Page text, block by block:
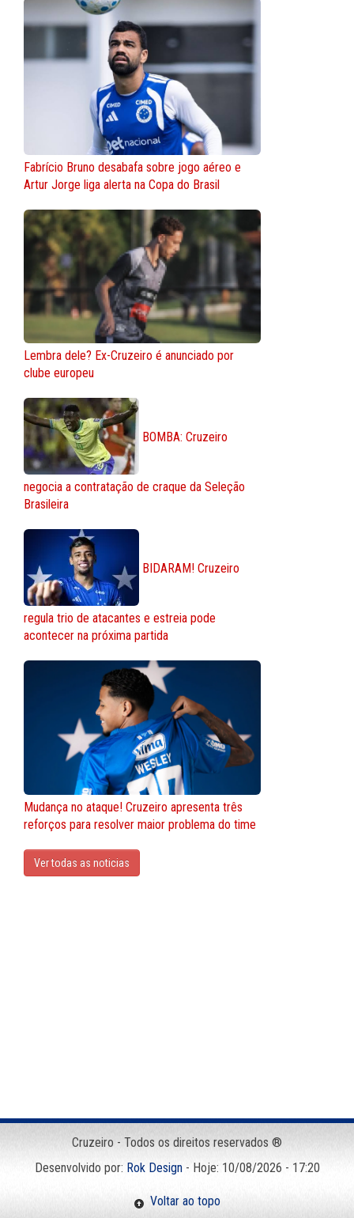
Fabrício Bruno desabafa sobre jogo aéreo e
Artur Jorge liga alerta na Copa do Brasil
Lembra dele? Ex-Cruzeiro é anunciado por
clube europeu
BOMBA: Cruzeiro
negocia a contratação de craque da Seleção
Brasileira
BIDARAM! Cruzeiro
regula trio de atacantes e estreia pode
acontecer na próxima partida
Mudança no ataque! Cruzeiro apresenta três
reforços para resolver maior problema do time
Ver todas as noticias
Cruzeiro - Todos os direitos reservados ®
Desenvolvido por: Rok Design- Hoje: 10/08/2026 - 17:20
Voltar ao topo